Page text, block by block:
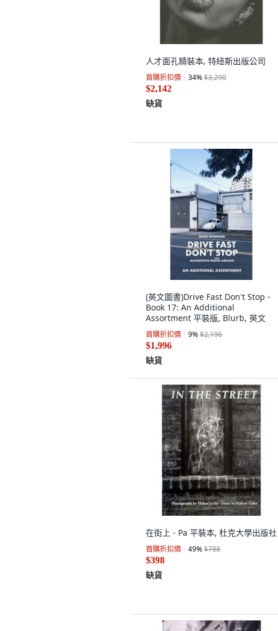
人才面孔精裝本, 特紐斯出版公司
首購折扣價 34%$3,290
$2,142
缺貨
(英文圖書)Drive Fast Don't Stop -
Book 17: An Additional
Assortment 平裝版, Blurb, 英文
首購折扣價 9%$2,196
$1,996
缺貨
在街上 - Pa 平裝本, 杜克大學出版社
首購折扣價 49%$788
$398
缺貨